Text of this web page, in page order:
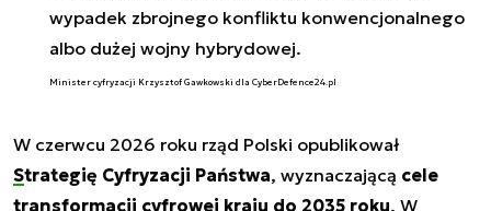
wypadek zbrojnego konfliktu konwencjonalnego
albo dużej wojny hybrydowej.
Minister cyfryzacji Krzysztof Gawkowski dla CyberDefence24.pl
W czerwcu 2026 roku rząd Polski opublikował
Strategię Cyfryzacji Państwa, wyznaczającą cele
transformacji cyfrowej kraju do 2035 roku. W